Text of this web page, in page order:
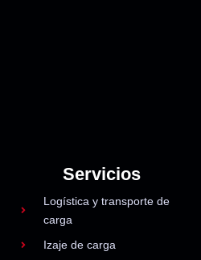
Servicios
Logística y transporte de
carga
Izaje de carga